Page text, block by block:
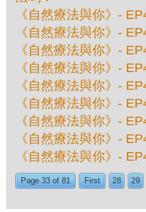
《自然療法與你》-
《自然療法與你》-
《自然療法與你》-
《自然療法與你》-
《自然療法與你》-
《自然療法與你》-
《自然療法與你》-
《自然療法與你》-
《自然療法與你》-
Page 33 of 81 First 28 29